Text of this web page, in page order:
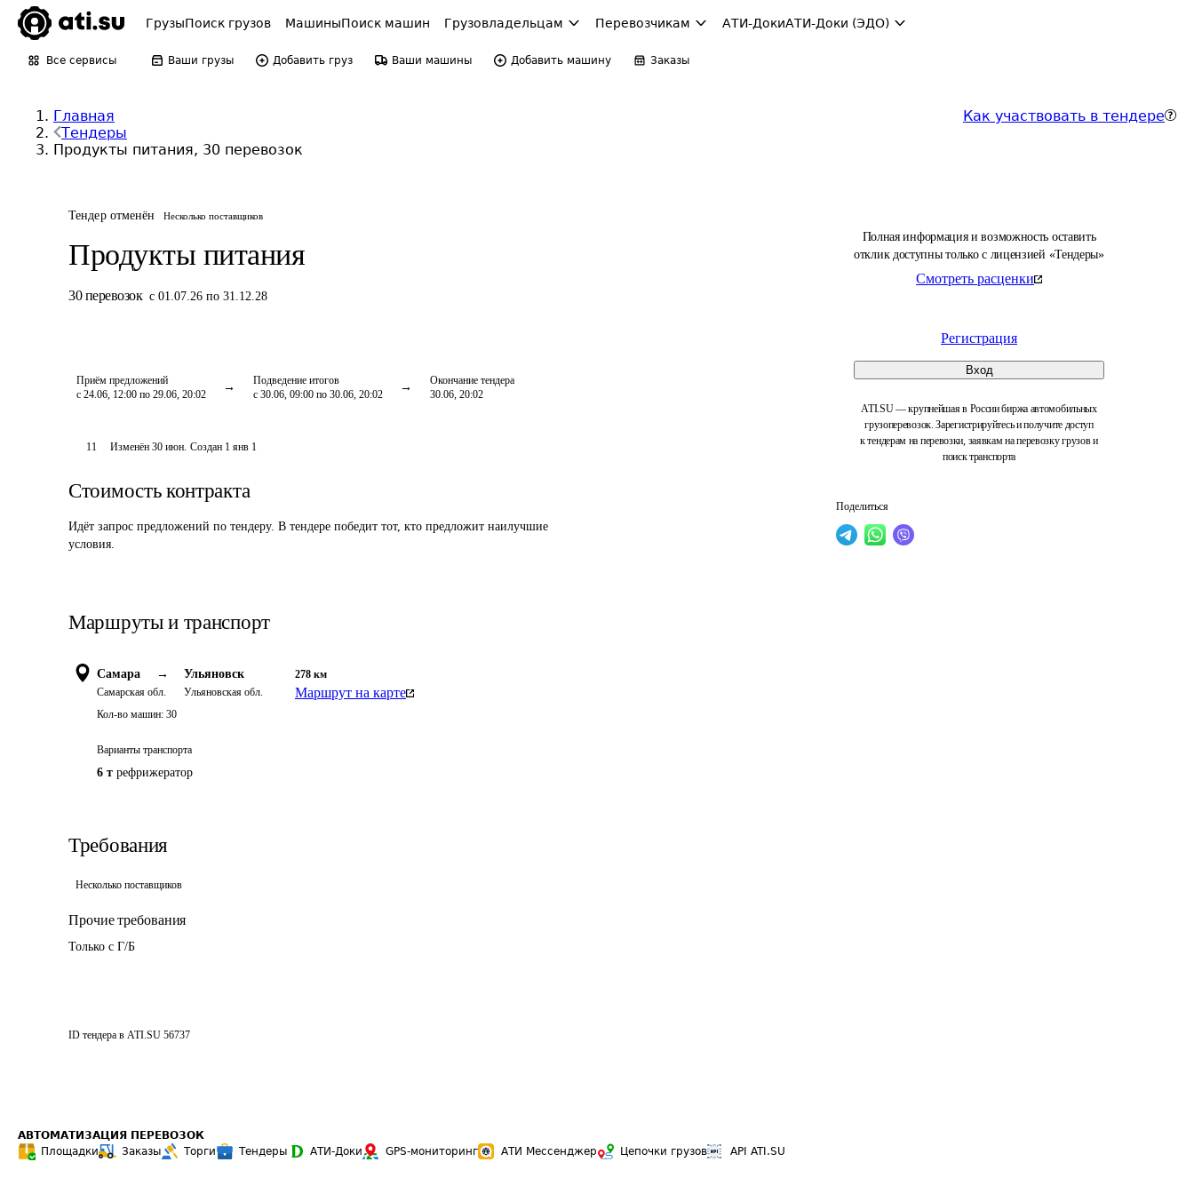
ГрузыПоиск грузов МашиныПоиск машин Грузовладельцам Перевозчикам АТИ-ДокиАТИ-Доки (ЭДО)
Все сервисы Ваши грузы Добавить груз Ваши машины Добавить машину Заказы
Главная
Тендеры
Продукты питания, 30 перевозок
Как участвовать в тендере
Тендер отменён Несколько поставщиков
Продукты питания
30 перевозок с 01.07.26 по 31.12.28
Приём предложений
с 24.06, 12:00 по 29.06, 20:02
Подведение итогов
с 30.06, 09:00 по 30.06, 20:02
Окончание тендера
30.06, 20:02
Полная информация и возможность оставить
отклик доступны только с лицензией «Тендеры»
Смотреть расценки
Регистрация
Вход
ATI.SU — крупнейшая в России биржа автомобильных
грузоперевозок. Зарегистрируйтесь и получите доступ
к тендерам на перевозки, заявкам на перевозку грузов и
поиск транспорта
Поделиться
11 Изменён30 июн. Создан 1 янв 1
Стоимость контракта
Идёт запрос предложений по тендеру. В тендере победит тот, кто предложит наилучшие
условия.
Маршруты и транспорт
Самара →
Самарская обл.
Ульяновск
Ульяновская обл.
278 км
Маршрут на карте
Кол-во машин: 30
Варианты транспорта
6 т рефрижератор
Требования
Несколько поставщиков
Прочие требования
Только с Г/Б
ID тендера в ATI.SU 56737
АВТОМАТИЗАЦИЯ ПЕРЕВОЗОК
Площадки
Заказы Торги Тендеры АТИ-Доки GPS-мониторинг АТИ Мессенджер Цепочки грузов API ATI.SU